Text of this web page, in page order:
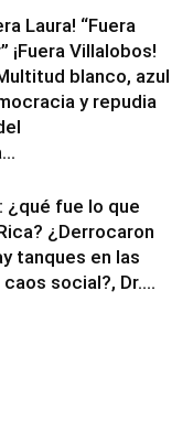
Laura! “Fuera
¡Fuera Villalobos!
blanco, azul
y repudia
¿qué fue lo que
¿Derrocaron
tanques en las
social?, Dr....